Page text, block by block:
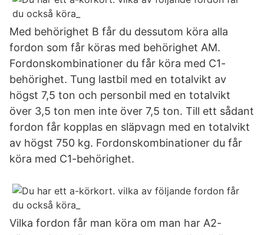
Med behörighet B får du dessutom köra alla
fordon som får köras med behörighet AM.
Fordonskombinationer du får köra med C1-
behörighet. Tung lastbil med en totalvikt av
högst 7,5 ton och personbil med en totalvikt
över 3,5 ton men inte över 7,5 ton. Till ett sådant
fordon får kopplas en släpvagn med en totalvikt
av högst 750 kg. Fordonskombinationer du får
köra med C1-behörighet.
Vilka fordon får man köra om man har A2-